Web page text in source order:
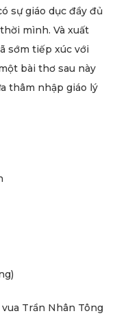
sự giáo dục đầy đủ
mình. Và xuất
sớm tiếp xúc với
bài thơ sau này
thâm nhập giáo lý
Trần Nhân Tông